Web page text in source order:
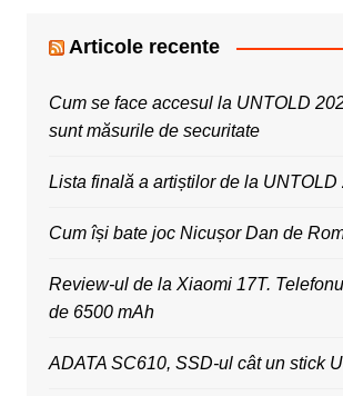
Articole recente
Cum se face accesul la UNTOLD
sunt măsurile de securitate
Lista finală a artiștilor de la UNTOLD
Cum își bate joc Nicușor Dan de
Review-ul de la Xiaomi 17T.
de 6500 mAh
ADATA SC610, SSD-ul cât un stick